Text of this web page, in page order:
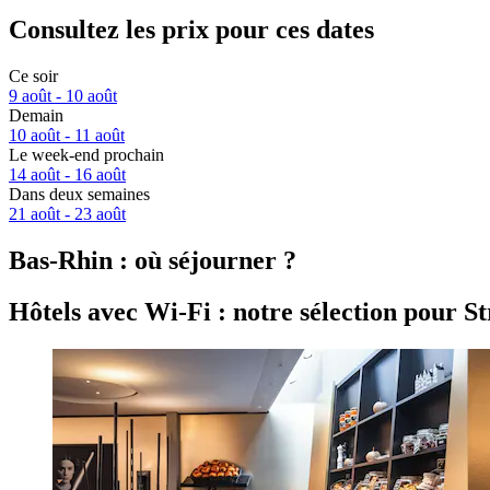
Consultez les prix pour ces dates
Ce soir
9 août - 10 août
Demain
10 août - 11 août
Le week-end prochain
14 août - 16 août
Dans deux semaines
21 août - 23 août
Bas-Rhin : où séjourner ?
Hôtels avec Wi-Fi : notre sélection pour